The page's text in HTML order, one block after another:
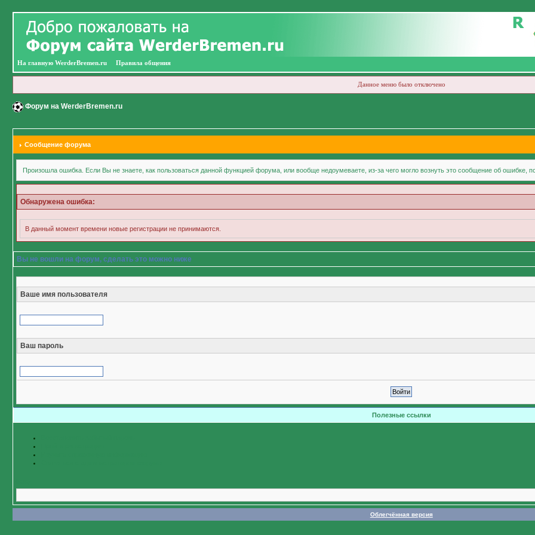
На главную WerderBremen.ru Правила общения
Данное меню было отключено
Форум на WerderBremen.ru
Сообщение форума
Произошла ошибка. Если Вы не знаете, как пользоваться данной функцией форума, или вообще недоумеваете, из-за чего могло вознуть это сообщение об ошибке,
Обнаружена ошибка:
В данный момент времени новые регистрации не принимаются.
Вы не вошли на форум, сделать это можно ниже
Ваше имя пользователя
Ваш пароль
Полезные ссылки
Облегчённая версия